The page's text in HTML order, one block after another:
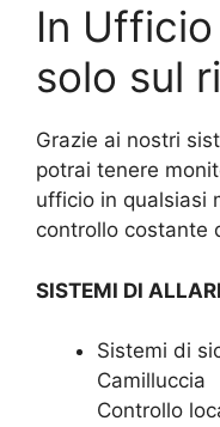
In
solo sul
Grazie ai nostri
potrai tenere
ufficio in qualsiasi
controllo costante
SISTEMI DI
Sistemi di
Camilluccia
Controllo